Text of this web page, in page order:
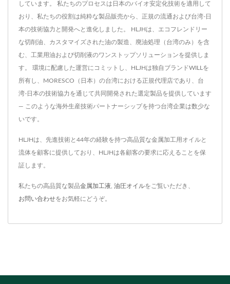
しています。 私たちのプロセスは日本のバイオ安定化技術を適用して
おり、私たちの役割は純粋な製品販売から、正規の流通および台湾-日
本の技術協力と開発へと進化しました。 HLJHは、エコフレンドリー
な切削油、カスタマイズされた油の製造、廃油処理（台湾のみ）を含
む、工業用油および切削液のワンストップソリューションを提供しま
す。 環境に配慮した運営にコミットし、HLJHは独自ブランドWILLを
所有し、MORESCO（日本）の台湾における正規代理店であり、台
湾-日本の技術協力を通じて共同開発された選定製品を提供しています
— このような海外生産技術パートナーシップを持つ台湾企業は数少な
いです。
HLJHは、先進技術と44年の経験を持つ高品質な金属加工用オイルと
流体を顧客に提供しており、HLJHは各顧客の要求に応えることを保
証します。
私たちの高品質な製品金属加工液, 油圧オイルをご覧いただき、
お問い合わせをお気軽にどうぞ。